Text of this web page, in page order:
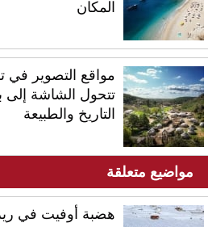
المكان
مواقع التصوير في
تتحول الشاشة إلى
التاريخ والطبيعة
مواضيع متعلقة
هضبة أوفيت في